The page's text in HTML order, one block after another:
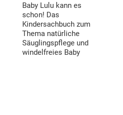
Baby Lulu kann es
schon! Das
Kindersachbuch zum
Thema natürliche
Säuglingspflege und
windelfreies Baby